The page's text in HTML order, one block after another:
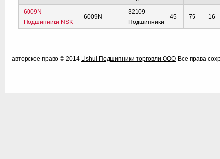
6009N
Подшипники NSK
6009N
32109
Подшипники
45 75 16
авторское право © 2014 Lishui Подшипники торговли ООО Все права